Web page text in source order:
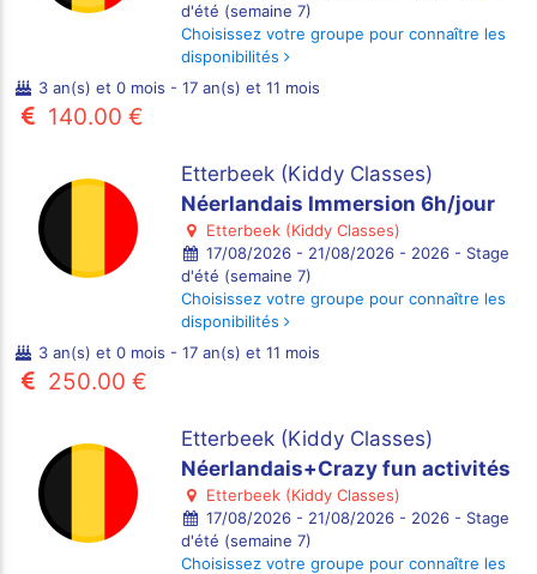
d'été (semaine 7)
Choisissez votre groupe pour connaître les
disponibilités
3 an(s) et 0 mois - 17 an(s) et 11 mois
140.00 €
Etterbeek (Kiddy Classes)
Néerlandais Immersion 6h/jour
Etterbeek (Kiddy Classes)
17/08/2026 - 21/08/2026 - 2026 - Stage
d'été (semaine 7)
Choisissez votre groupe pour connaître les
disponibilités
3 an(s) et 0 mois - 17 an(s) et 11 mois
250.00 €
Etterbeek (Kiddy Classes)
Néerlandais+Crazy fun activités
Etterbeek (Kiddy Classes)
17/08/2026 - 21/08/2026 - 2026 - Stage
d'été (semaine 7)
Choisissez votre groupe pour connaître les